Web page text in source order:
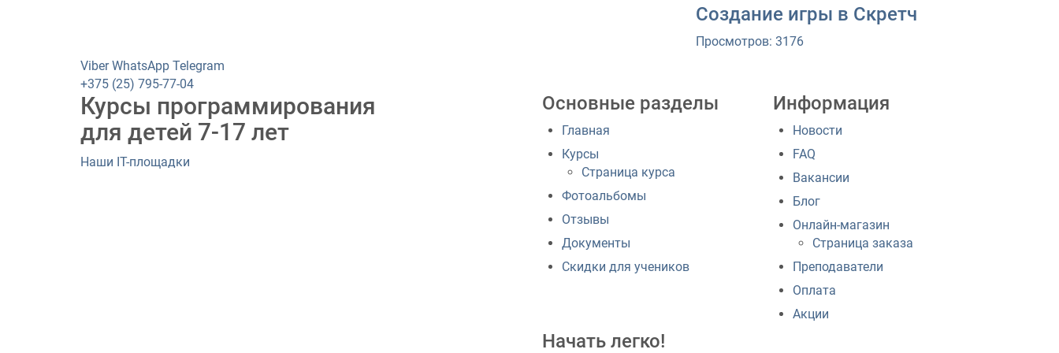
Создание игры в Скретч
Просмотров: 3176
Viber WhatsApp Telegram
+375 (25) 795-77-04
Курсы программирования
для детей 7-17 лет
Наши IT-площадки
Основные разделы
Главная
Курсы
Страница курса
Фотоальбомы
Отзывы
Документы
Скидки для учеников
Информация
Новости
FAQ
Вакансии
Блог
Онлайн-магазин
Страница заказа
Преподаватели
Оплата
Акции
Начать легко!